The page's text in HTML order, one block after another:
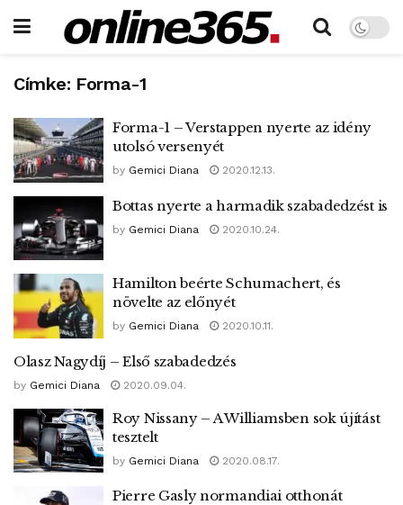
Címke: Forma-1
Forma-1 – Verstappen nyerte az idény
utolsó versenyét
by Gemici Diana 2020.12.13.
Bottas nyerte a harmadik szabadedzést is
by Gemici Diana 2020.10.24.
Hamilton beérte Schumachert, és
növelte az előnyét
by Gemici Diana 2020.10.11.
Olasz Nagydíj – Első szabadedzés
by Gemici Diana 2020.09.04.
Roy Nissany – A Williamsben sok újítást
tesztelt
by Gemici Diana 2020.08.17.
Pierre Gasly normandiai otthonát